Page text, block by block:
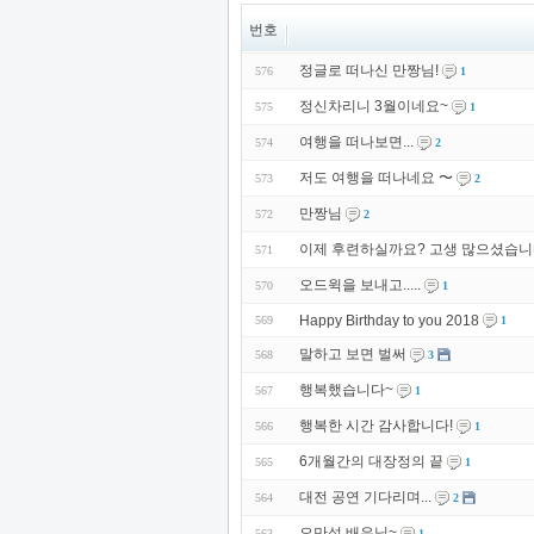
번호
576 정글로 떠나신 만짱님! 1
575 정신차리니 3월이네요~ 1
574 여행을 떠나보면... 2
573 저도 여행을 떠나네요 〜 2
572 만짱님 2
571 이제 후련하실까요? 고생 많으셨습
570 오드윅을 보내고..... 1
569 Happy Birthday to you 2018 1
568 말하고 보면 벌써 3
567 행복했습니다~ 1
566 행복한 시간 감사합니다! 1
565 6개월간의 대장정의 끝 1
564 대전 공연 기다리며... 2